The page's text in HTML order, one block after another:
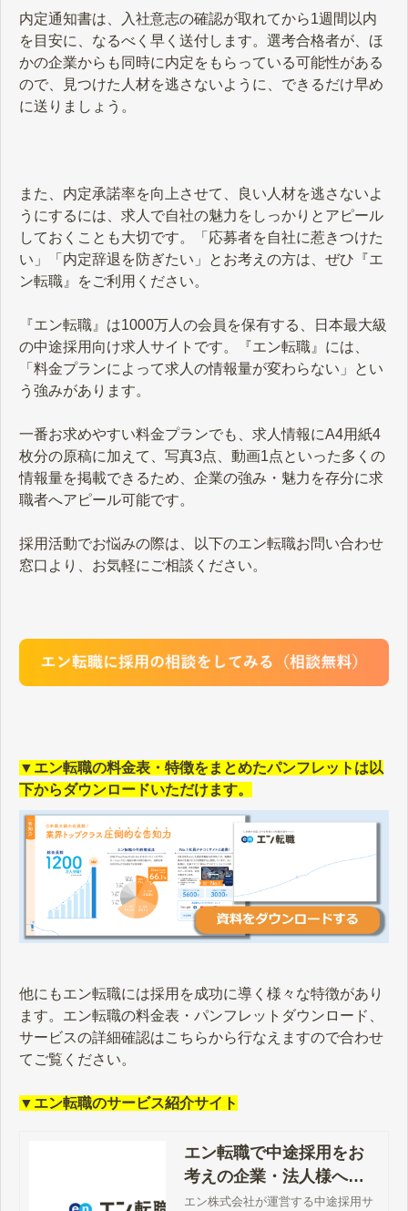
内定通知書は、入社意志の確認が取れてから1週間以内
を目安に、なるべく早く送付します。選考合格者が、ほ
かの企業からも同時に内定をもらっている可能性がある
ので、見つけた人材を逃さないように、できるだけ早め
に送りましょう。
また、内定承諾率を向上させて、良い人材を逃さないよ
うにするには、求人で自社の魅力をしっかりとアピール
しておくことも大切です。「応募者を自社に惹きつけた
い」「内定辞退を防ぎたい」とお考えの方は、ぜひ『エ
ン転職』をご利用ください。
『エン転職』は1000万人の会員を保有する、日本最大級
の中途採用向け求人サイトです。『エン転職』には、
「料金プランによって求人の情報量が変わらない」とい
う強みがあります。
一番お求めやすい料金プランでも、求人情報にA4用紙4
枚分の原稿に加えて、写真3点、動画1点といった多くの
情報量を掲載できるため、企業の強み・魅力を存分に求
職者へアピール可能です。
採用活動でお悩みの際は、以下のエン転職お問い合わせ
窓口より、お気軽にご相談ください。
▼エン転職の料金表・特徴をまとめたパンフレットは以
下からダウンロードいただけます。
他にもエン転職には採用を成功に導く様々な特徴があり
ます。エン転職の料金表・パンフレットダウンロード、
サービスの詳細確認はこちらから行なえますので合わせ
てご覧ください。
▼エン転職のサービス紹介サイト
エン転職で中途採用をお
考えの企業・法人様へ
【公式】
エン株式会社が運営する中途採用サ